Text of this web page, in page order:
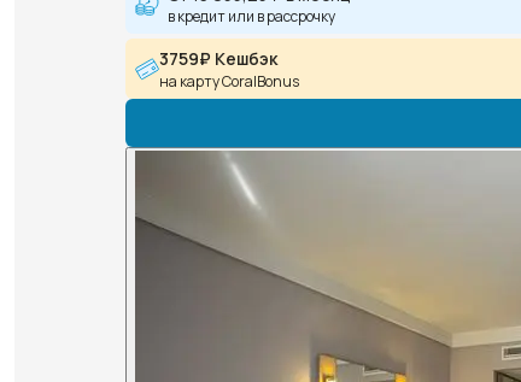
в кредит или в рассрочку
3759₽ Кешбэк
на карту CoralBonus